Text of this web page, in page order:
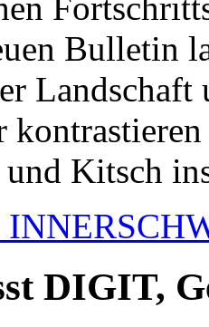
Bulletin
Kitsch
DIGIT,